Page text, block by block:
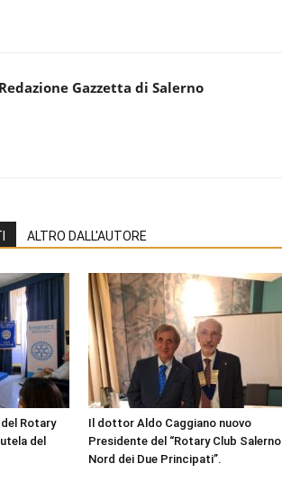
Redazione Gazzetta di Salerno
ALTRO DALL'AUTORE
Rotary
del
Il dottor Aldo Caggiano nuovo
Presidente del “Rotary Club Salerno
Nord dei Due Principati”.